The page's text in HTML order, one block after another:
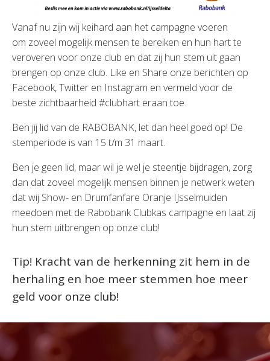
Vanaf nu zijn wij keihard aan het campagne voeren
om zoveel mogelijk mensen te bereiken en hun hart te
veroveren voor onze club en dat zij hun stem uit gaan
brengen op onze club. Like en Share onze berichten op
Facebook, Twitter en Instagram en vermeld voor de
beste zichtbaarheid #clubhart eraan toe.
Ben jij lid van de RABOBANK, let dan heel goed op! De
stemperiode is van 15 t/m 31 maart.
Ben je geen lid, maar wil je wel je steentje bijdragen, zorg
dan dat zoveel mogelijk mensen binnen je netwerk weten
dat wij Show- en Drumfanfare Oranje IJsselmuiden
meedoen met de Rabobank Clubkas campagne en laat zij
hun stem uitbrengen op onze club!
Tip! Kracht van de herkenning zit hem in de
herhaling en hoe meer stemmen hoe meer
geld voor onze club!